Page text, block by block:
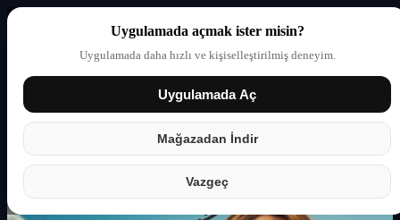
Uygulamada açmak ister misin?
Uygulamada daha hızlı ve kişiselleştirilmiş deneyim.
Uygulamada Aç
Mağazadan İndir
Vazgeç
Giriş yap Partner